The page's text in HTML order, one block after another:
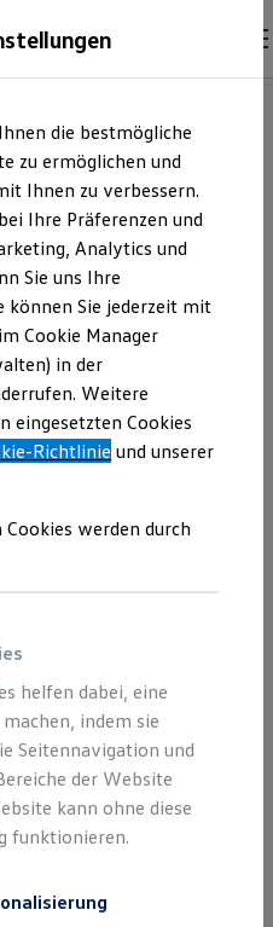
entdecken
Oldtimer
finden
& konfigurieren
Werkstätten
Handel
KG |
&
über die
& Co. KG als
von Inhalten
dieser Webseite
Co. KG
die bestmögliche
zu ermöglichen und
Ihnen zu verbessern.
Ihre Präferenzen und
Analytics und
Sie uns Ihre
können Sie jederzeit mit
Cookie Manager
in der
Weitere
eingesetzten Cookies
Richtlinie und unserer
werden durch
helfen dabei, eine
indem sie
Seitennavigation und
der Website
kann ohne diese
funktionieren.